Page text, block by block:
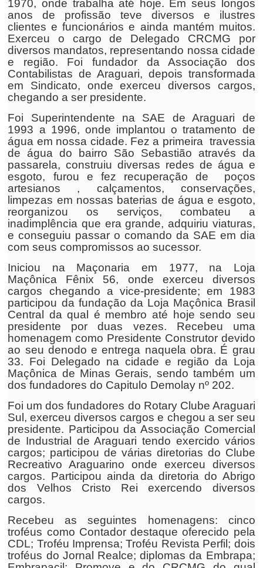
1970, onde trabalha até hoje. Em seus longos
anos de profissão teve diversos e ilustres
clientes e funcionários e ainda mantém muitos.
Exerceu o cargo de Delegado CRCMG por
diversos mandatos, representando nossa cidade
e região. Foi fundador da Associação dos
Contabilistas de Araguari, depois transformada
em Sindicato, onde exerceu diversos cargos,
chegando a ser presidente.
Foi Superintendente na SAE de Araguari de
1993 a 1996, onde implantou o tratamento de
água em nossa cidade. Fez a primeira travessia
de água do bairro São Sebastião através da
passarela, construiu diversas redes de água e
esgoto, furou e fez recuperação de poços
artesianos , calçamentos, conservações,
limpezas em nossas baterias de água e esgoto,
reorganizou os serviços, combateu a
inadimplência que era grande, adquiriu viaturas,
e conseguiu passar o comando da SAE em dia
com seus compromissos ao sucessor.
Iniciou na Maçonaria em 1977, na Loja
Maçônica Fênix 56, onde exerceu diversos
cargos chegando a vice-presidente; em 1983
participou da fundação da Loja Maçônica Brasil
Central da qual é membro até hoje sendo seu
presidente por duas vezes. Recebeu uma
homenagem como Presidente Construtor devido
ao seu denodo e entrega naquela obra. É grau
33. Foi Delegado na cidade e região da Loja
Maçônica de Minas Gerais, sendo também um
dos fundadores do Capitulo Demolay nº 202.
Foi um dos fundadores do Rotary Clube Araguari
Sul, exerceu diversos cargos e chegou a ser seu
presidente. Participou da Associação Comercial
de Industrial de Araguari tendo exercido vários
cargos; participou de várias diretorias do Clube
Recreativo Araguarino onde exerceu diversos
cargos. Participou ainda da diretoria do Abrigo
dos Velhos Cristo Rei exercendo diversos
cargos.
Recebeu as seguintes homenagens: cinco
troféus como Contador destaque oferecido pela
CDL; Troféu Imprensa; Troféu Revista Perfil; dois
troféus do Jornal Realce; diplomas da Embrapa;